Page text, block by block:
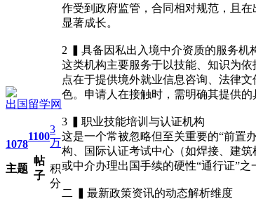
出国留学网
1078
主题
1100
帖
子
3
万
积
分
作受到政府监管，合同相对规范，且
显著成长。
2 ▍具备因私出入境中介资质的服务机
这类机构主要服务于以技能、知识为
点在于提供境外就业信息咨询、法律
色。申请人在接触时，需明确其提供
3 ▍职业技能培训与认证机构
这是一个常被忽略但至关重要的“前置
构、国际认证考试中心（如焊接、建
或中介办理出国手续的硬性“通行证”之
二 ▍最新政策资讯的动态解析维度